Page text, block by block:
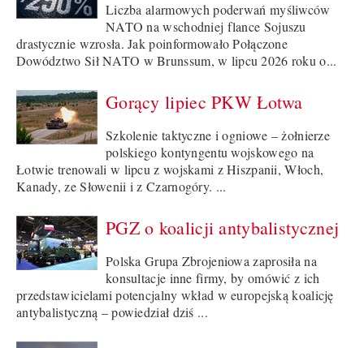
Liczba alarmowych poderwań myśliwców
NATO na wschodniej flance Sojuszu
drastycznie wzrosła. Jak poinformowało Połączone
Dowództwo Sił NATO w Brunssum, w lipcu 2026 roku o...
Gorący lipiec PKW Łotwa
Szkolenie taktyczne i ogniowe – żołnierze
polskiego kontyngentu wojskowego na
Łotwie trenowali w lipcu z wojskami z Hiszpanii, Włoch,
Kanady, ze Słowenii i z Czarnogóry. ...
PGZ o koalicji antybalistycznej
Polska Grupa Zbrojeniowa zaprosiła na
konsultacje inne firmy, by omówić z ich
przedstawicielami potencjalny wkład w europejską koalicję
antybalistyczną – powiedział dziś ...